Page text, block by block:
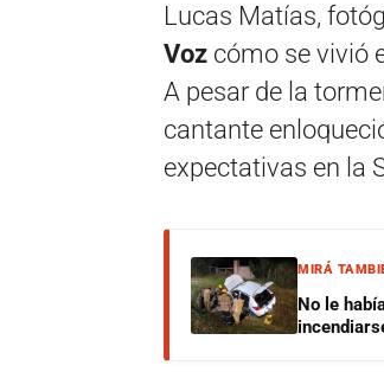
Lucas Matías,
Voz cómo se vivió
A pesar de la
cantante
expectativas en la
MIRÁ
No le